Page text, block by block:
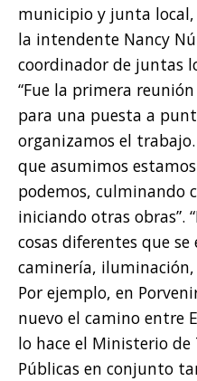
municipio y junta
la intendente Nancy
coordinador de juntas
“Fue la primera
para una puesta a
organizamos el
que asumimos
podemos, culminando
iniciando otras obras”.
cosas diferentes que
caminería,
Por ejemplo, en
nuevo el camino entre
lo hace el Ministerio
Públicas en conjunto